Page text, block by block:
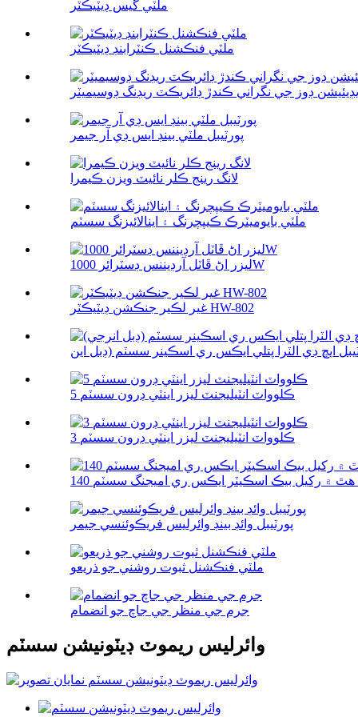
ملٽي گيس ڊيٽيڪٽر
ملٽي فنڪشنل ڪنٽرابنڊ ڊيٽيڪٽر
ڊوز جي نگراني ڪندڙ ڊائريڪٽ ريڊنگ ڊوسيميٽر
پورٽيبل ملٽي بينڊ ايس ڊي آر جيمر
لانگ رينج ڪلر نائيٽ ويزن ڪيمرا
ملٽي بايوميٽرڪ ڪيپچرنگ ۽ اينالائيزنگ سسٽم
ليزر اڻ ڦاٽل آرڊيننس ڊسٽرائر 1000W
غير لڪير جنڪشن ڊيٽيڪٽر HW-802
5 ڪلوواٽ انٽيليجنٽ ليزر اينٽي ڊرون سسٽم
3 ڪلوواٽ انٽيليجنٽ ليزر اينٽي ڊرون سسٽم
هٿ ۾ رکيل بيڪ اسڪيٽر ايڪس ري اميجنگ سسٽم
پورٽيبل وائڊ بينڊ وائرليس فريڪوئنسي جيمر
ملٽي فنڪشنل ثبوت روشني جو ذريعو
جرم جي منظر جي جاچ جو انضمام
وائرليس ريموٽ ڊيٽونيشن سسٽم